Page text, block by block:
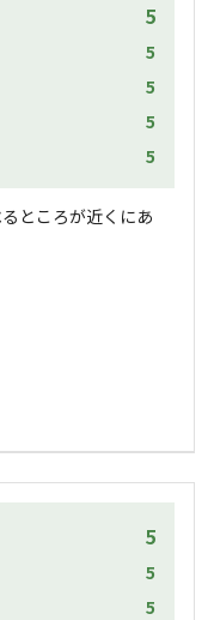
5
5
5
5
5
ところが近くにあ
5
5
5